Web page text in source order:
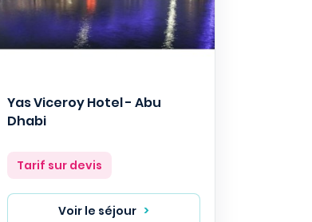
Yas Viceroy Hotel - Abu
Dhabi
Prix
Tarif sur devis
Voir le séjour